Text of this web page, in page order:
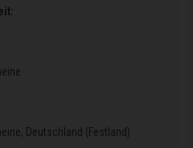
, Deutschland (Festland)